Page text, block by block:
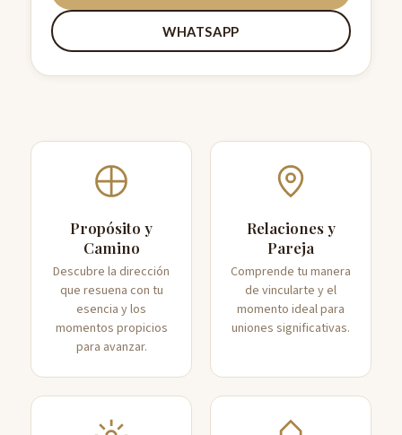
WHATSAPP
Propósito y
Camino
Descubre la dirección
que resuena con tu
esencia y los
momentos propicios
para avanzar.
Relaciones y
Pareja
Comprende tu manera
de vincularte y el
momento ideal para
uniones significativas.